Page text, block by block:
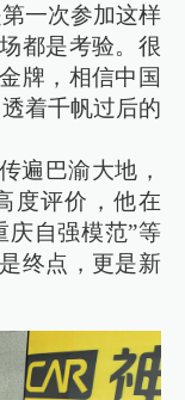
一次参加这样
都是考验。很
牌，相信中国
着千帆过后的
遍巴渝大地，
度评价，他在
庆自强模范”等
终点，更是新